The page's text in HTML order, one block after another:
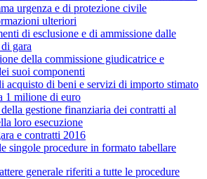
urgenza e di protezione civile
ulteriori
di esclusione e di ammissione dalle
gara
della commissione giudicatrice e
suoi componenti
acquisto di beni e servizi di importo stimato
1 milione di euro
gestione finanziaria dei contratti al
loro esecuzione
e contratti 2016
singole procedure in formato tabellare
generale riferiti a tutte le procedure